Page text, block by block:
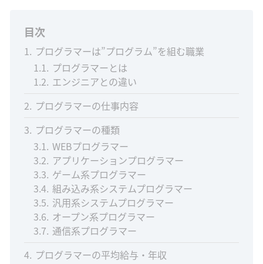
目次
1 プログラマーは”プログラム”を組む職業
1.1 プログラマーとは
1.2 エンジニアとの違い
2 プログラマーの仕事内容
3 プログラマーの種類
3.1 WEBプログラマー
3.2 アプリケーションプログラマー
3.3 ゲーム系プログラマー
3.4 組み込み系システムプログラマー
3.5 汎用系システムプログラマー
3.6 オープン系プログラマー
3.7 通信系プログラマー
4 プログラマーの平均給与・年収